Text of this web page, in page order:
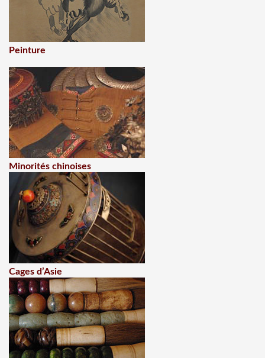
Peinture
Minorités chinoises
Cages d’Asie